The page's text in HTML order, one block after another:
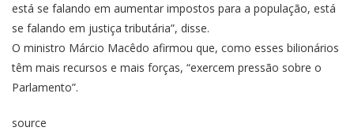
está se falando em aumentar impostos para a população, está
se falando em justiça tributária”, disse.
O ministro Márcio Macêdo afirmou que, como esses bilionários
têm mais recursos e mais forças, “exercem pressão sobre o
Parlamento”.
source